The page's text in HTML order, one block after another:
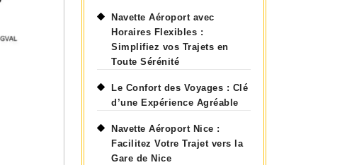
Navette Aéroport avec
Horaires Flexibles :
Simplifiez vos Trajets en
Toute Sérénité
Le Confort des Voyages : Clé
d’une Expérience Agréable
Navette Aéroport Nice :
Facilitez Votre Trajet vers la
Gare de Nice